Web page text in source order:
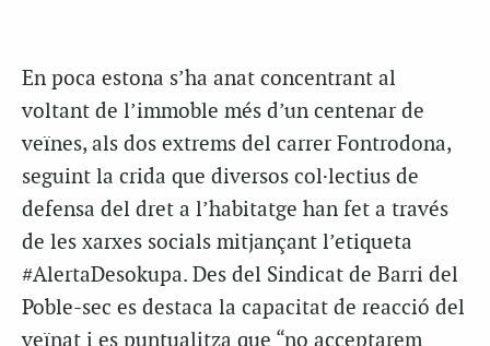
En poca estona s’ha anat concentrant al
voltant de l’immoble més d’un centenar de
veïnes, als dos extrems del carrer Fontrodona,
seguint la crida que diversos col·lectius de
defensa del dret a l’habitatge han fet a través
de les xarxes socials mitjançant l’etiqueta
#AlertaDesokupa. Des del Sindicat de Barri del
Poble-sec es destaca la capacitat de reacció del